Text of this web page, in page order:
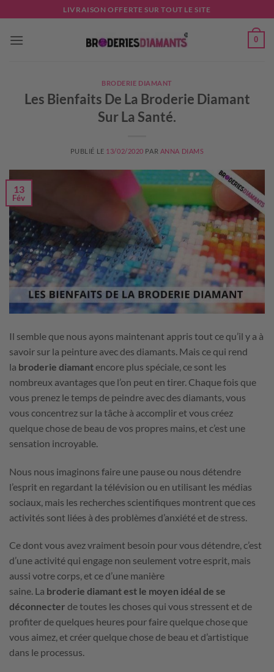
au
contenu
LIVRAISON OFFERTE SUR TOUT LE SITE
0
BRODERIE DIAMANT
Les Bienfaits De La Broderie Diamant
Sur La Santé.
PUBLIÉ LE 13/02/2020 PAR ANNA DIAMS
13
Fév
Il semble que nous ayons maintenant appris tout ce qu’il y a à
savoir sur la peinture avec des diamants. Mais ce qui rend
la broderie diamantencore plus spéciale, ce sont les
nombreux avantages que l’on peut en tirer. Chaque fois que
vous prenez le temps de peindre avec des diamants, vous
vous concentrez sur la tâche à accomplir et vous créez
quelque chose de beau de vos propres mains, et c’est une
sensation incroyable.
Nous nous imaginons faire une pause ou nous détendre
l’esprit en regardant la télévision ou en utilisant les médias
sociaux, mais les recherches scientifiques montrent que ces
activités sont liées à des problèmes d’anxiété et de stress.
Ce dont vous avez vraiment besoin pour vous détendre, c’est
d’une activité qui engage non seulement votre esprit, mais
aussi votre corps, et ce d’une manière
saine. La broderie diamant est le moyen idéal de se
déconnecter de toutes les choses qui vous stressent et de
profiter de quelques heures pour faire quelque chose que
vous aimez, et créer quelque chose de beau et d’artistique
dans le processus.